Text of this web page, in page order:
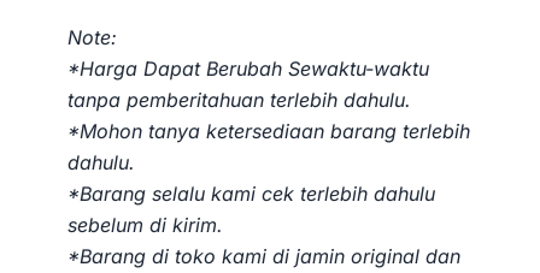
Note:
*Harga Dapat Berubah Sewaktu-waktu
tanpa pemberitahuan terlebih dahulu.
*Mohon tanya ketersediaan barang terlebih
dahulu.
*Barang selalu kami cek terlebih dahulu
sebelum di kirim.
*Barang di toko kami di jamin original dan